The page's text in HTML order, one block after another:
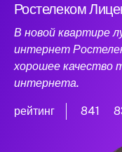
Ростелеком
В новой квартире
интернет
хорошее качество
интернета.
рейтинг 841